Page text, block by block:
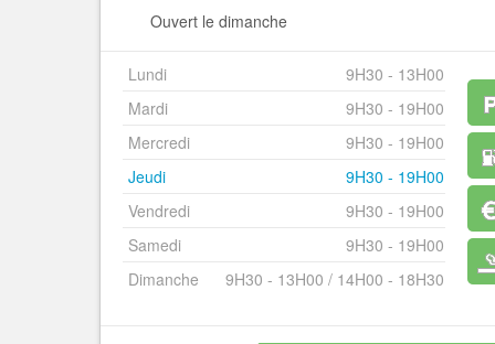
Ouvert le dimanche
Lundi
9H30 - 13H00
Mardi
9H30 - 19H00
Mercredi
9H30 - 19H00
Jeudi
9H30 - 19H00
Vendredi
9H30 - 19H00
Samedi
9H30 - 19H00
Dimanche
9H30 - 13H00 / 14H00 - 18H30